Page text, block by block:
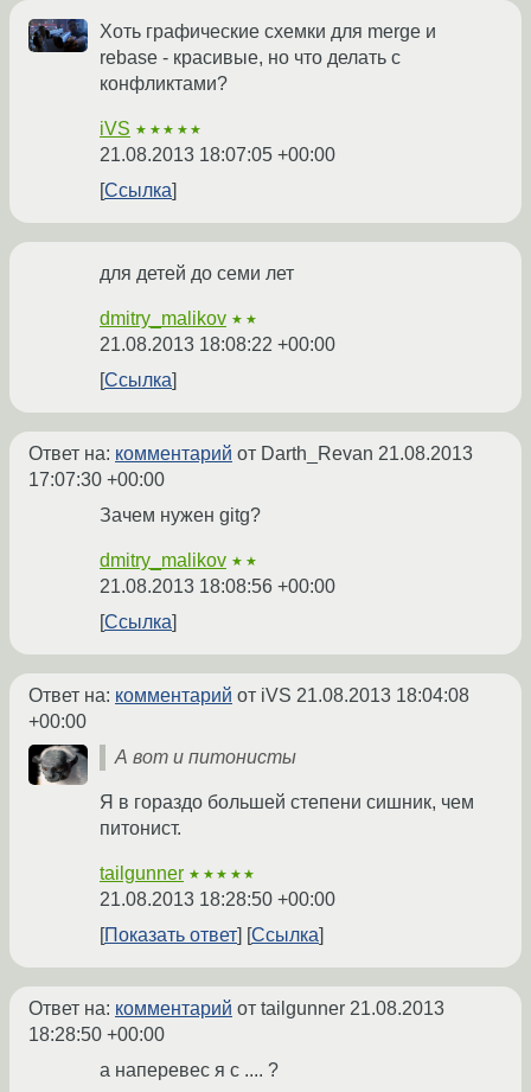
Хоть графические схемки для merge и
rebase - красивые, но что делать с
конфликтами?
iVS ★★★★★
21.08.2013 18:07:05 +00:00
Ссылка
для детей до семи лет
dmitry_malikov ★★
21.08.2013 18:08:22 +00:00
Ссылка
Ответ на: комментарий от Darth_Revan 21.08.2013
17:07:30 +00:00
Зачем нужен gitg?
dmitry_malikov ★★
21.08.2013 18:08:56 +00:00
Ссылка
Ответ на: комментарий от iVS 21.08.2013 18:04:08
+00:00
А вот и питонисты
Я в гораздо большей степени сишник, чем
питонист.
tailgunner ★★★★★
21.08.2013 18:28:50 +00:00
Показать ответ
Ссылка
Ответ на: комментарий от tailgunner 21.08.2013
18:28:50 +00:00
а наперевес я с .... ?